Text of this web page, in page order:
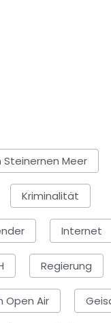
Meer
Kriminalität
Internet
Regierung
Open Air